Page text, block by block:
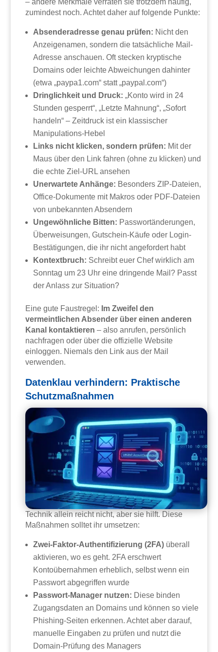
– andere Merkmale verraten sie trotzdem häufig,
zumindest noch. Achtet daher auf folgende Punkte:
Absenderadresse genau prüfen: Nicht den
Anzeigenamen, sondern die tatsächliche Mail-
Adresse anschauen. Oft stecken kryptische
Domains oder leichte Abweichungen dahinter
(etwa „paypa1.com“ statt „paypal.com“)
Dringlichkeit und Druck: „Konto wird in 24
Stunden gesperrt“, „Letzte Mahnung“, „Sofort
handeln“ – Zeitdruck ist ein klassischer
Manipulations-Hebel
Links nicht klicken, sondern prüfen: Mit der
Maus über den Link fahren (ohne zu klicken) und
die echte Ziel-URL ansehen
Unerwartete Anhänge: Besonders ZIP-Dateien,
Office-Dokumente mit Makros oder PDF-Dateien
von unbekannten Absendern
Ungewöhnliche Bitten: Passwortänderungen,
Überweisungen, Gutschein-Käufe oder Login-
Bestätigungen, die ihr nicht angefordert habt
Kontextbruch: Schreibt euer Chef wirklich am
Sonntag um 23 Uhr eine dringende Mail? Passt
der Anlass zur Situation?
Eine gute Faustregel: Im Zweifel den
vermeintlichen Absender über einen anderen
Kanal kontaktieren – also anrufen, persönlich
nachfragen oder über die offizielle Website
einloggen. Niemals den Link aus der Mail
verwenden.
Datenklau verhindern: Praktische
Schutzmaßnahmen
Technik allein reicht nicht, aber sie hilft. Diese
Maßnahmen solltet ihr umsetzen:
Zwei-Faktor-Authentifizierung (2FA) überall
aktivieren, wo es geht. 2FA erschwert
Kontoübernahmen erheblich, selbst wenn ein
Passwort abgegriffen wurde
Passwort-Manager nutzen: Diese binden
Zugangsdaten an Domains und können so viele
Phishing-Seiten erkennen. Achtet aber darauf,
manuelle Eingaben zu prüfen und nutzt die
Domain-Prüfung des Managers